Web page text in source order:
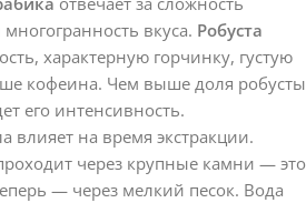
вкуса. Робуста
характерную горчинку, густую
кофеина. Чем выше доля робусты
его интенсивность.
влияет на время экстракции.
через крупные камни — это
— через мелкий песок. Вода